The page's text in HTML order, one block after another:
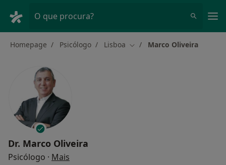
O que procura?
Homepage Psicólogo Lisboa Mudar de cidade
Marco Oliveira
Dr. Marco Oliveira
Psicólogo · Mais